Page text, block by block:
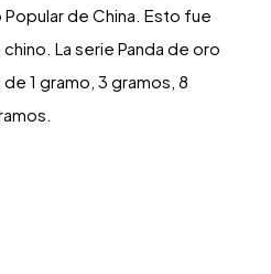
de China. Esto fue
La serie Panda de oro
1 gramo, 3 gramos, 8